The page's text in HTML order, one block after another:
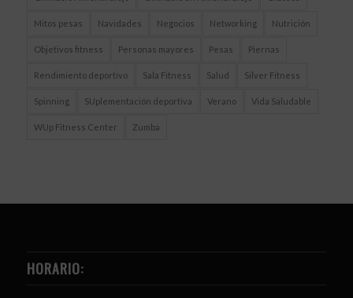
Mitos pesas Navidades Negocios Networking Nutrición
Objetivos fitness Personas mayores Pesas Piernas
Rendimiento deportivo Sala Fitness Salud Silver Fitness
Spinning SUplementación deportiva Verano Vida Saludable
WUp Fitness Center Zumba
HORARIO: